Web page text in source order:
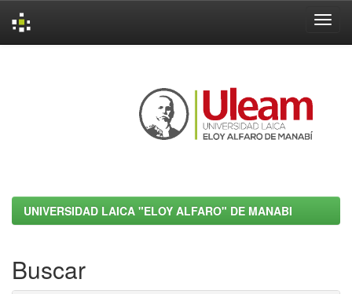
UNIVERSIDAD LAICA "ELOY ALFARO" DE MANABI
Buscar